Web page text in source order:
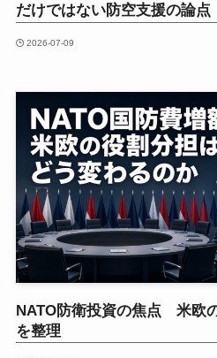
だけではない防空支援の論点
2026-07-09
NATO防衛投資の焦点 米欧
を整理